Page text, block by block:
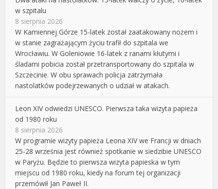
w szpitalu
8 sierpnia 2026
W Kamiennej Górze 15-latek został zaatakowany nożem i
w stanie zagrażającym życiu trafił do szpitala we
Wrocławiu. W Goleniowie 16-latek z ranami kłutymi i
śladami pobicia został przetransportowany do szpitala w
Szczecinie. W obu sprawach policja zatrzymała
nastolatków podejrzewanych o udział w atakach.
Leon XIV odwiedzi UNESCO. Pierwsza taka wizyta papieża
od 1980 roku
8 sierpnia 2026
W programie wizyty papieża Leona XIV we Francji w dniach
25-28 września jest również spotkanie w siedzibie UNESCO
w Paryżu. Będzie to pierwsza wizyta papieska w tym
miejscu od 1980 roku, kiedy na forum tej organizacji
przemówił Jan Paweł II.